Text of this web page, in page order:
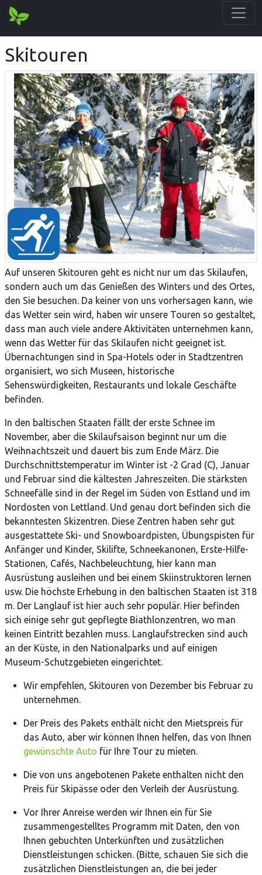
Skitouren
Auf unseren Skitouren geht es nicht nur um das Skilaufen,
sondern auch um das Genießen des Winters und des Ortes,
den Sie besuchen. Da keiner von uns vorhersagen kann, wie
das Wetter sein wird, haben wir unsere Touren so gestaltet,
dass man auch viele andere Aktivitäten unternehmen kann,
wenn das Wetter für das Skilaufen nicht geeignet ist.
Übernachtungen sind in Spa-Hotels oder in Stadtzentren
organisiert, wo sich Museen, historische
Sehenswürdigkeiten, Restaurants und lokale Geschäfte
befinden.
In den baltischen Staaten fällt der erste Schnee im
November, aber die Skilaufsaison beginnt nur um die
Weihnachtszeit und dauert bis zum Ende März. Die
Durchschnittstemperatur im Winter ist -2 Grad (C), Januar
und Februar sind die kältesten Jahreszeiten. Die stärksten
Schneefälle sind in der Regel im Süden von Estland und im
Nordosten von Lettland. Und genau dort befinden sich die
bekanntesten Skizentren. Diese Zentren haben sehr gut
ausgestattete Ski- und Snowboardpisten, Übungspisten für
Anfänger und Kinder, Skilifte, Schneekanonen, Erste-Hilfe-
Stationen, Cafés, Nachbeleuchtung, hier kann man
Ausrüstung ausleihen und bei einem Skiinstruktoren lernen
usw. Die höchste Erhebung in den baltischen Staaten ist 318
m. Der Langlauf ist hier auch sehr populär. Hier befinden
sich einige sehr gut gepflegte Biathlonzentren, wo man
keinen Eintritt bezahlen muss. Langlaufstrecken sind auch
an der Küste, in den Nationalparks und auf einigen
Museum-Schutzgebieten eingerichtet.
Wir empfehlen, Skitouren von Dezember bis Februar zu
unternehmen.
Der Preis des Pakets enthält nicht den Mietspreis für
das Auto, aber wir können Ihnen helfen, das von Ihnen
gewünschte Auto für Ihre Tour zu mieten.
Die von uns angebotenen Pakete enthalten nicht den
Preis für Skipässe oder den Verleih der Ausrüstung.
Vor Ihrer Anreise werden wir Ihnen ein für Sie
zusammengestelltes Programm mit Daten, den von
Ihnen gebuchten Unterkünften und zusätzlichen
Dienstleistungen schicken. (Bitte, schauen Sie sich die
zusätzlichen Dienstleistungen an, die bei jeder